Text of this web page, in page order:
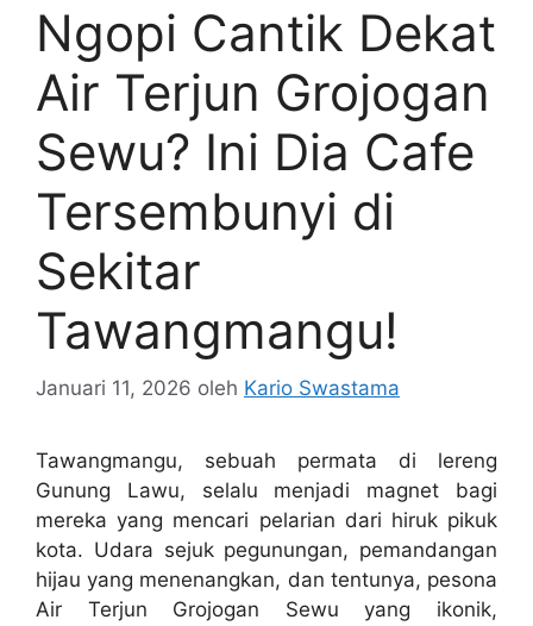
Ngopi Cantik Dekat
Air Terjun Grojogan
Sewu? Ini Dia Cafe
Tersembunyi di
Sekitar
Tawangmangu!
Januari 11, 2026 oleh Kario Swastama
Tawangmangu, sebuah permata di lereng
Gunung Lawu, selalu menjadi magnet bagi
mereka yang mencari pelarian dari hiruk pikuk
kota. Udara sejuk pegunungan, pemandangan
hijau yang menenangkan, dan tentunya, pesona
Air Terjun Grojogan Sewu yang ikonik,